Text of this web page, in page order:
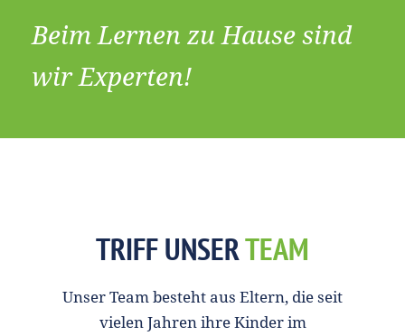
Beim Lernen zu Hause sind
wir Experten!
TRIFF UNSERTEAM
Unser Team besteht aus Eltern, die seit
vielen Jahren ihre Kinder im